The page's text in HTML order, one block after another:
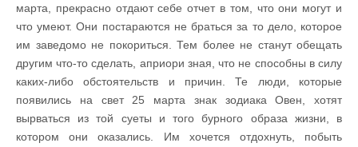
марта, прекрасно отдают себе отчет в том, что они могут и
что умеют. Они постараются не браться за то дело, которое
им заведомо не покориться. Тем более не станут обещать
другим что-то сделать, априори зная, что не способны в силу
каких-либо обстоятельств и причин. Те люди, которые
появились на свет 25 марта знак зодиака Овен, хотят
вырваться из той суеты и того бурного образа жизни, в
котором они оказались. Им хочется отдохнуть, побыть